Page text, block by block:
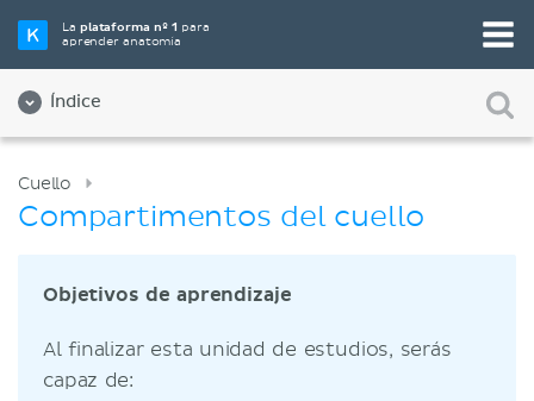
Laplataforma nº 1 para
aprender anatomía
Índice
Cuello
Compartimentos del cuello
Objetivos de aprendizaje
Al finalizar esta unidad de estudios, serás
capaz de: